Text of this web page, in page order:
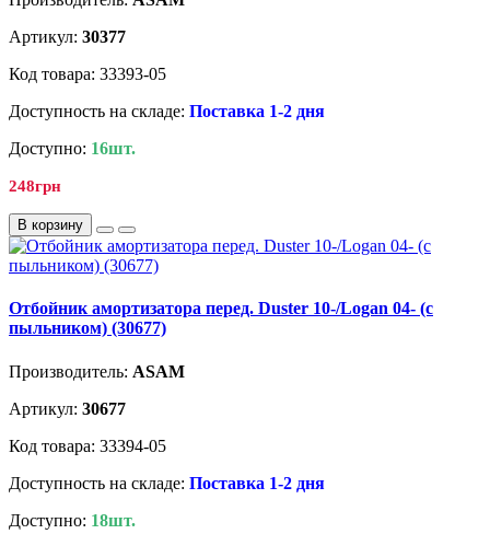
Артикул: 30377
Код товара: 33393-05
Доступность на складе: Поставка 1-2 дня
Доступно: 16шт.
248грн
В корзину
Отбойник амортизатора перед. Duster 10-/Logan 04- (с
пыльником) (30677)
Производитель: ASAM
Артикул: 30677
Код товара: 33394-05
Доступность на складе: Поставка 1-2 дня
Доступно: 18шт.